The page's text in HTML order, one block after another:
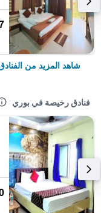
شاهد المزيد من
فنادق رخيصة في بوري